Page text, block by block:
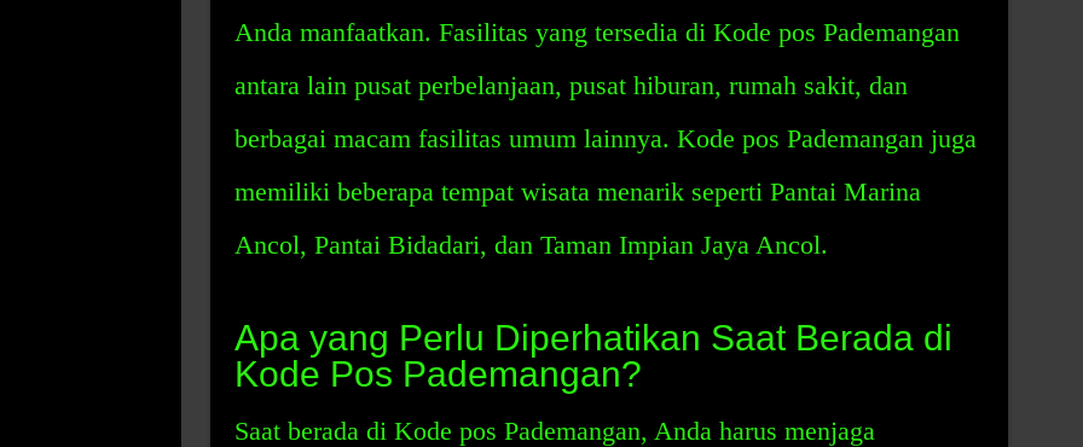
Anda manfaatkan. Fasilitas yang tersedia di Kode pos Pademangan
antara lain pusat perbelanjaan, pusat hiburan, rumah sakit, dan
berbagai macam fasilitas umum lainnya. Kode pos Pademangan juga
memiliki beberapa tempat wisata menarik seperti Pantai Marina
Ancol, Pantai Bidadari, dan Taman Impian Jaya Ancol.
Apa yang Perlu Diperhatikan Saat Berada di
Kode Pos Pademangan?
Saat berada di Kode pos Pademangan, Anda harus menjaga